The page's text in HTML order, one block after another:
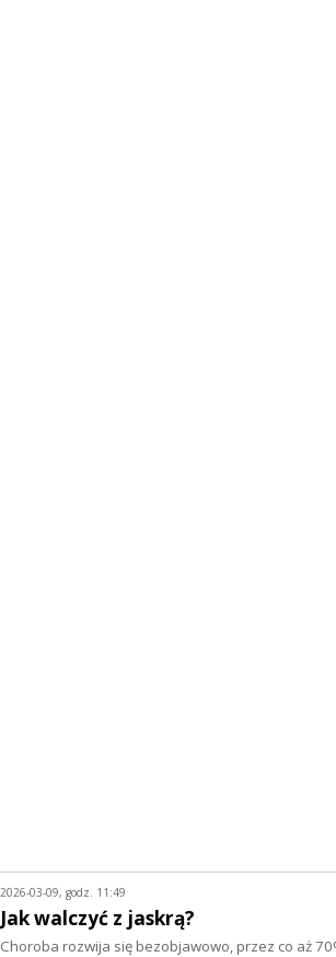
2026-03-09, godz. 11:49
Jak walczyć z jaskrą?
Choroba rozwija się bezobjawowo, przez co aż